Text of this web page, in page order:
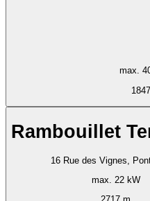
max.
Rambouillet
16 Rue des Vignes,
max. 22 kW